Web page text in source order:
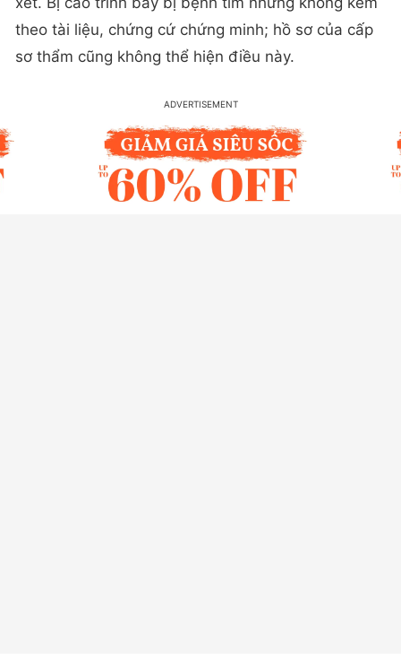
theo tài liệu, chứng cứ chứng minh; hồ sơ của cấp
sơ thẩm cũng không thể hiện điều này.